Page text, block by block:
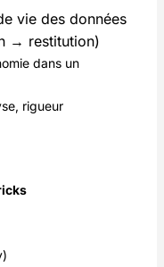
vie des données
→ restitution)
dans un
rigueur